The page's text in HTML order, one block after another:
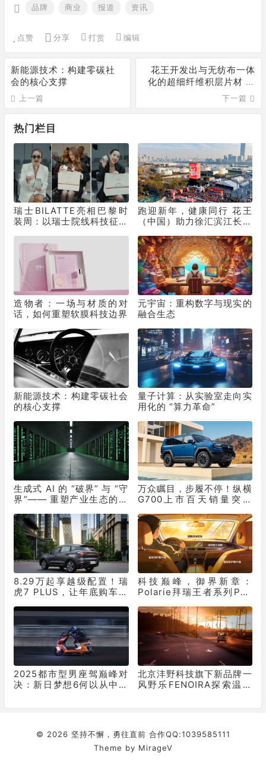
品牌 商业 报道 资讯
点赞 分享 打赏 编辑
新能源技术：构建零碳社
会的核心支撑
上一篇
花王开发出与无纺布一体
化的超细纤维积层片材 实
现超细薄膜在人体上大面
积及活动部位的应用
下一篇
热门栏目
瑞士BILATTE亮相巴黎时
装周：以瑞士院线科技征服
挚荐
跑迎新年，健康同行 花王
（中国）助力徐汇滨江长跑
造物者：一场与材质的对
话，如何重塑软膜科技边界
元宇宙：重构数字与现实的
融合生态
新能源技术：构建零碳社会
的核心支撑
量子计算：从实验室走向实
用化的 “算力革命”
生成式 AI 的 “破界” 与 “守
界”—— 重塑产业生态的双
万众瞩目，步履不停！纵横
G700上市百天销量突破
8.29万起享越级配置！瑞
虎7 PLUS，让年底购车再
科技巅峰，御界新章：
Polarie拜瑞王者系列P70
2025都市型男座驾巅峰对
决：新日梦想6何以从中突
北京沣野科技旗下新品牌一
风野乐FENOIRA探索温和
© 2026 坚持不懈，勇往直前 合作QQ:1039585111
Theme by MirageV